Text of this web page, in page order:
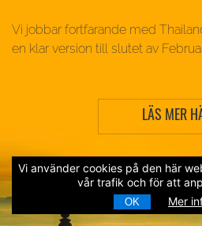
Vi använder cookies på den här
vår trafik och för att
OK Mer
Vi jobbar fortfarande med
en klar version till slutet av
LÄS MER